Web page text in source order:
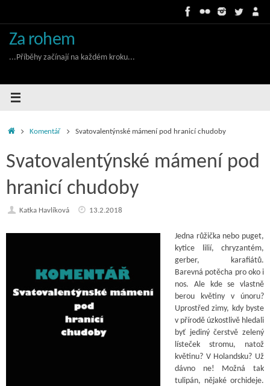
Za rohem
...Příběhy začínají na každém kroku...
HomeKomentář Svatovalentýnské mámení pod hranicí chudoby
Svatovalentýnské mámení pod
hranicí chudoby
Katka Havlíková 13.2.2018
Jedna růžička nebo puget,
kytice lilií, chryzantém,
gerber, karafiátů.
Barevná potěcha pro oko i
nos. Ale kde se vlastně
berou květiny v únoru?
Uprostřed zimy, kdy byste
v přírodě úzkostlivě hledali
byť jediný čerstvě zelený
lísteček stromu, natož
květinu? V Holandsku? Už
dávno ne! Možná tak
tulipán, nějaké orchideje.